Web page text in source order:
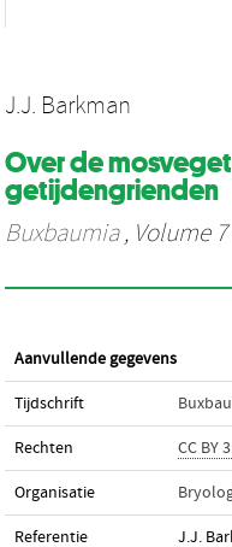
J.J. Barkman
Over de
getijdengrienden
Buxbaumia, Volume 7
Aanvullende gegevens
Tijdschrift
Rechten CC BY
Organisatie
Referentie
J.J.